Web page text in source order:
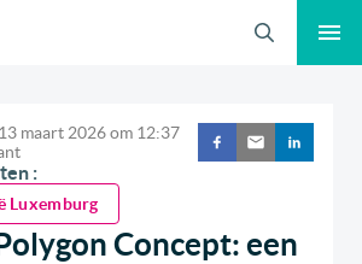
13 maart 2026om 12:37
:
Luxemburg
Concept: een